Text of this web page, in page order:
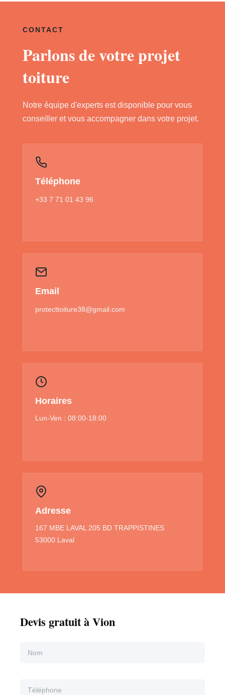
CONTACT
Parlons de votre projet
toiture
Notre équipe d'experts est disponible pour vous
conseiller et vous accompagner dans votre projet.
Téléphone
+33 7 71 01 43 96
Email
protecttoiture38@gmail.com
Horaires
Lun-Ven : 08:00-18:00
Adresse
167 MBE LAVAL 205 BD TRAPPISTINES
53000 Laval
Devis gratuit à Vion